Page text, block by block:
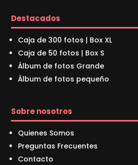
Destacados
Caja de 300 fotos | Box XL
Caja de 50 fotos | Box S
Álbum de fotos Grande
Álbum de fotos pequeño
Sobre nosotros
Quienes Somos
Preguntas Frecuentes
Contacto